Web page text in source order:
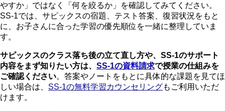
やすか」ではなく「何を絞るか」を確認してみてください。
SS-1では、サピックスの宿題、テスト答案、復習状況をもと
に、お子さんに合った学習の優先順位を一緒に整理していま
す。
サピックスのクラス落ち後の立て直し方や、SS-1のサポート
内容をまず知りたい方は、 SS-1の資料請求で授業の仕組みを
ご確認ください。答案やノートをもとに具体的な課題を見てほ
しい場合は、 SS-1の無料学習カウンセリングもご利用いただ
けます。